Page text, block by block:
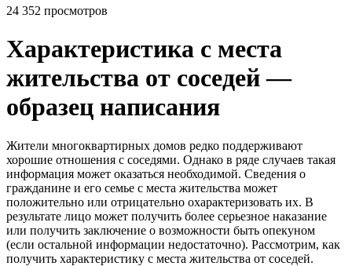
24 352 просмотров
Характеристика с места
жительства от соседей —
образец написания
Жители многоквартирных домов редко поддерживают
хорошие отношения с соседями. Однако в ряде случаев такая
информация может оказаться необходимой. Сведения о
гражданине и его семье с места жительства может
положительно или отрицательно охарактеризовать их. В
результате лицо может получить более серьезное наказание
или получить заключение о возможности быть опекуном
(если остальной информации недостаточно). Рассмотрим, как
получить характеристику с места жительства от соседей.